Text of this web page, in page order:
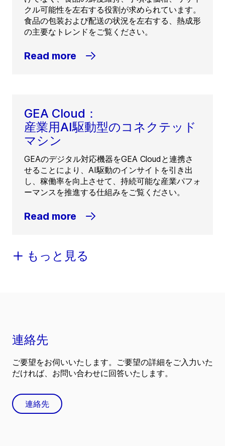
クル可能性を左右する役割が求められています。
食品の包装および配送の状況を左右する、熱成形
の主要なトレンドをご覧ください。
Read more
GEA Cloud：
産業用AI駆動型のコネクテッド
マシン
GEAのデジタル対応機器をGEA Cloudと連携さ
せることにより、AI駆動のインサイトを引き出
し、稼働率を向上させて、持続可能な産業パフォ
ーマンスを推進する仕組みをご覧ください。
Read more
もっと見る
連絡先
ご要望をお伺いいたします。ご要望の詳細をご入力いた
だければ、お問い合わせに回答いたします。
連絡先